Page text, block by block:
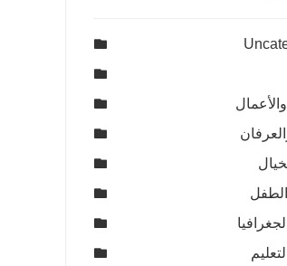
والأعمال